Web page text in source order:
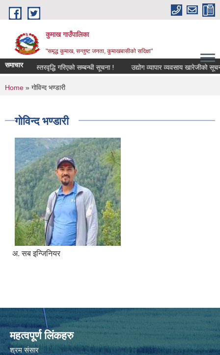
Skip to main content
कुमाख गाउँपालिका
"समृद्ध कुमाख, सन्तुष्ट जनता, कुमाखबासीको सदिक्षा"
समाचार स्तरवृद्धि गरिएको सम्बन्धी सूचना ! उद्योग व्यापार व्यवसाय खारेजीको सूचना !
You are here
Home » गोविन्द भण्डारी
गोविन्द भण्डारी
अ. सब इन्जिनियर
महत्वपूर्ण लिंकहरु
श्रम संसार